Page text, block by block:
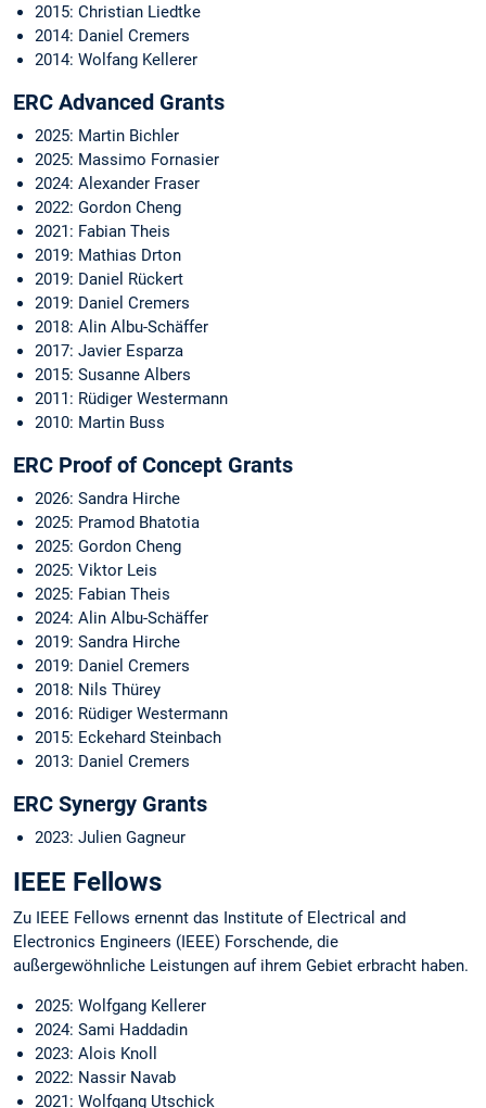
2015: Christian Liedtke
2014: Daniel Cremers
2014: Wolfang Kellerer
ERC Advanced Grants
2025: Martin Bichler
2025: Massimo Fornasier
2024: Alexander Fraser
2022: Gordon Cheng
2021: Fabian Theis
2019: Mathias Drton
2019: Daniel Rückert
2019: Daniel Cremers
2018: Alin Albu-Schäffer
2017: Javier Esparza
2015: Susanne Albers
2011: Rüdiger Westermann
2010: Martin Buss
ERC Proof of Concept Grants
2026: Sandra Hirche
2025: Pramod Bhatotia
2025: Gordon Cheng
2025: Viktor Leis
2025: Fabian Theis
2024: Alin Albu-Schäffer
2019: Sandra Hirche
2019: Daniel Cremers
2018: Nils Thürey
2016: Rüdiger Westermann
2015: Eckehard Steinbach
2013: Daniel Cremers
ERC Synergy Grants
2023: Julien Gagneur
IEEE Fellows
Zu IEEE Fellows ernennt das Institute of Electrical and
Electronics Engineers (IEEE) Forschende, die
außergewöhnliche Leistungen auf ihrem Gebiet erbracht haben.
2025: Wolfgang Kellerer
2024: Sami Haddadin
2023: Alois Knoll
2022: Nassir Navab
2021: Wolfgang Utschick